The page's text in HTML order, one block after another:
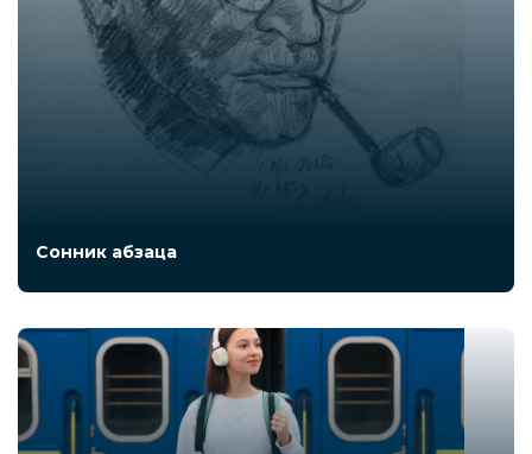
Сонник абзаца